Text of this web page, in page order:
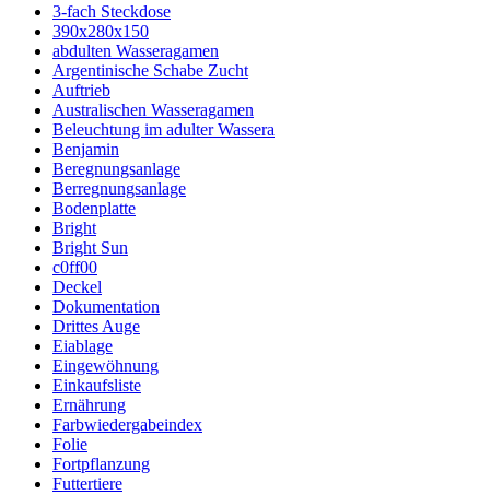
3-fach Steckdose
390x280x150
abdulten Wasseragamen
Argentinische Schabe Zucht
Auftrieb
Australischen Wasseragamen
Beleuchtung im adulter Wassera
Benjamin
Beregnungsanlage
Berregnungsanlage
Bodenplatte
Bright
Bright Sun
c0ff00
Deckel
Dokumentation
Drittes Auge
Eiablage
Eingewöhnung
Einkaufsliste
Ernährung
Farbwiedergabeindex
Folie
Fortpflanzung
Futtertiere